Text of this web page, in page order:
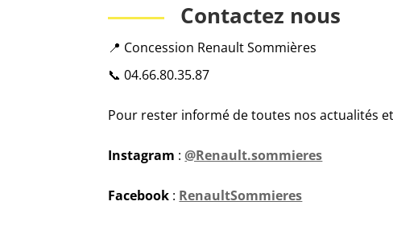
Contactez nous
📍 Concession Renault Sommières
📞 04.66.80.35.87
Pour rester informé de toutes nos actualités
Instagram :@Renault.sommieres
Facebook : RenaultSommieres